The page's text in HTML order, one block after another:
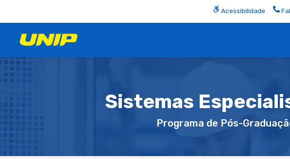
Acessibilidade
Sistemas
Programa de Pós-